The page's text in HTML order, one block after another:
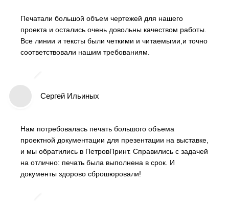
Печатали большой объем чертежей для нашего
проекта и остались очень довольны качеством работы.
Все линии и тексты были четкими и читаемыми,и точно
соответствовали нашим требованиям.
Сергей Ильиных
Нам потребовалась печать большого объема
проектной документации для презентации на выставке,
и мы обратились в ПетровПринт. Справились с задачей
на отлично: печать была выполнена в срок. И
документы здорово сброшюровали!